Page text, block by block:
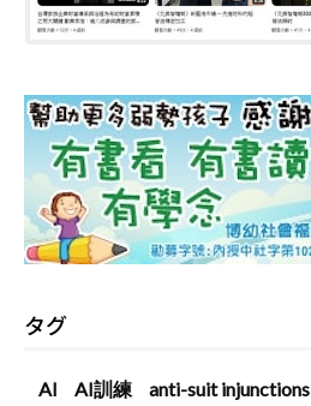
タグ
AI AI訓練 anti-suit injunctions